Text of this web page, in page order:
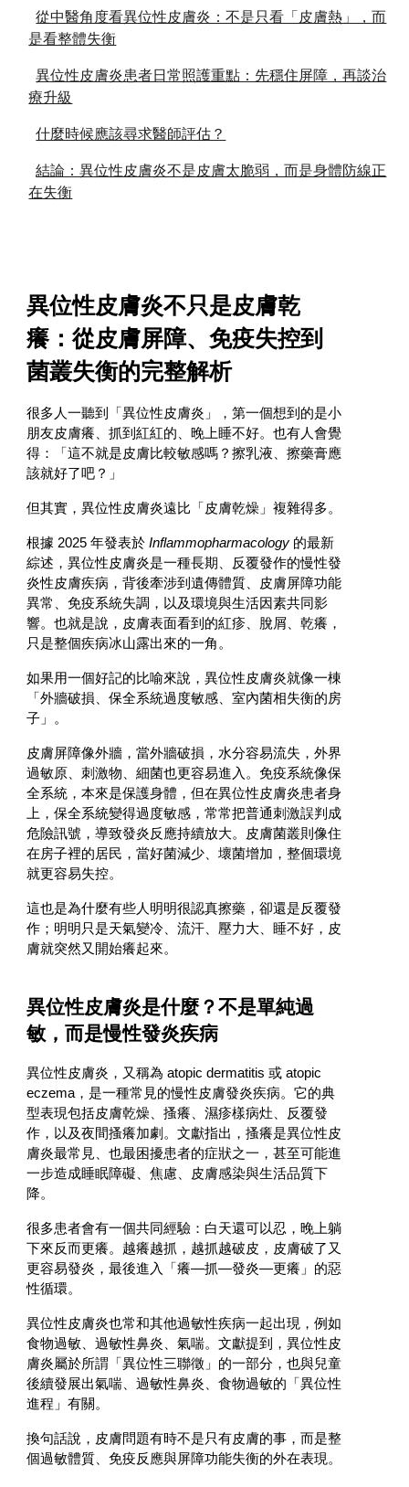
從中醫角度看異位性皮膚炎：不是只看「皮膚熱」，而
是看整體失衡
異位性皮膚炎患者日常照護重點：先穩住屏障，再談治
療升級
什麼時候應該尋求醫師評估？
結論：異位性皮膚炎不是皮膚太脆弱，而是身體防線正
在失衡
異位性皮膚炎不只是皮膚乾
癢：從皮膚屏障、免疫失控到
菌叢失衡的完整解析
很多人一聽到「異位性皮膚炎」，第一個想到的是小
朋友皮膚癢、抓到紅紅的、晚上睡不好。也有人會覺
得：「這不就是皮膚比較敏感嗎？擦乳液、擦藥膏應
該就好了吧？」
但其實，異位性皮膚炎遠比「皮膚乾燥」複雜得多。
根據 2025 年發表於Inflammopharmacology 的最新
綜述，異位性皮膚炎是一種長期、反覆發作的慢性發
炎性皮膚疾病，背後牽涉到遺傳體質、皮膚屏障功能
異常、免疫系統失調，以及環境與生活因素共同影
響。也就是說，皮膚表面看到的紅疹、脫屑、乾癢，
只是整個疾病冰山露出來的一角。
如果用一個好記的比喻來說，異位性皮膚炎就像一棟
「外牆破損、保全系統過度敏感、室內菌相失衡的房
子」。
皮膚屏障像外牆，當外牆破損，水分容易流失，外界
過敏原、刺激物、細菌也更容易進入。免疫系統像保
全系統，本來是保護身體，但在異位性皮膚炎患者身
上，保全系統變得過度敏感，常常把普通刺激誤判成
危險訊號，導致發炎反應持續放大。皮膚菌叢則像住
在房子裡的居民，當好菌減少、壞菌增加，整個環境
就更容易失控。
這也是為什麼有些人明明很認真擦藥，卻還是反覆發
作；明明只是天氣變冷、流汗、壓力大、睡不好，皮
膚就突然又開始癢起來。
異位性皮膚炎是什麼？不是單純過
敏，而是慢性發炎疾病
異位性皮膚炎，又稱為 atopic dermatitis 或 atopic
eczema，是一種常見的慢性皮膚發炎疾病。它的典
型表現包括皮膚乾燥、搔癢、濕疹樣病灶、反覆發
作，以及夜間搔癢加劇。文獻指出，搔癢是異位性皮
膚炎最常見、也最困擾患者的症狀之一，甚至可能進
一步造成睡眠障礙、焦慮、皮膚感染與生活品質下
降。
很多患者會有一個共同經驗：白天還可以忍，晚上躺
下來反而更癢。越癢越抓，越抓越破皮，皮膚破了又
更容易發炎，最後進入「癢—抓—發炎—更癢」的惡
性循環。
異位性皮膚炎也常和其他過敏性疾病一起出現，例如
食物過敏、過敏性鼻炎、氣喘。文獻提到，異位性皮
膚炎屬於所謂「異位性三聯徵」的一部分，也與兒童
後續發展出氣喘、過敏性鼻炎、食物過敏的「異位性
進程」有關。
換句話說，皮膚問題有時不是只有皮膚的事，而是整
個過敏體質、免疫反應與屏障功能失衡的外在表現。